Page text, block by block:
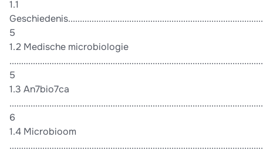
1.1
5
1.2 Medische microbiologie
5
1.3 An7bio7ca
6
1.4 Microbioom